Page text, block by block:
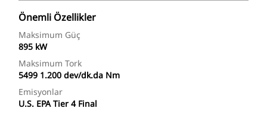
Önemli Özellikler
Maksimum Güç
895 kW
Maksimum Tork
5499 1.200 dev/dk.da Nm
Emisyonlar
U.S. EPA Tier 4 Final